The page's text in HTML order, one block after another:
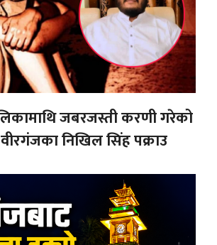
जबरजस्ती करणी गरेको
निखिल सिंह पक्राउ